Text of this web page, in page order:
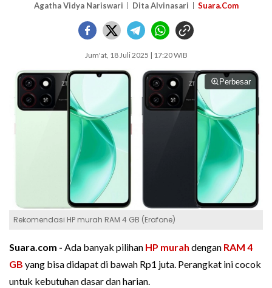
Agatha Vidya Nariswari Dita Alvinasari Suara.Com
Jum'at, 18 Juli 2025 | 17:20 WIB
Perbesar
Rekomendasi HP murah RAM 4 GB (Erafone)
Suara.com - Ada banyak pilihan HP murah dengan RAM 4
GB yang bisa didapat di bawah Rp1 juta. Perangkat ini cocok
untuk kebutuhan dasar dan harian.